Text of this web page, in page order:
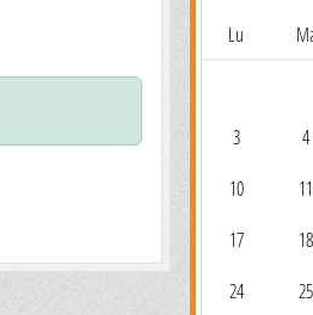
Lu
3 4
10 11
17 18
24 25